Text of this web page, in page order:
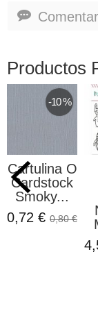
Productos
-10 %
Cartulina O
Cardstock
Smoky...
0,72 € 0,80 €